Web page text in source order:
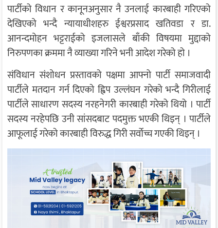
पार्टीको विधान र कानूनअनुसार नै उनलाई कारबाही गरिएको
देखिएको भन्दै न्यायाधीशहरु ईश्वरप्रसाद खतिवडा र डा.
आनन्दमोहन भट्टराईको इजलासले बाँकी विषयमा मुद्दाको
निरुपणका क्रममा नै व्याख्या गरिने भनी आदेश गरेको हो ।
संविधान संशोधन प्रस्तावको पक्षमा आफ्नो पार्टी समाजवादी
पार्टीले मतदान गर्न दिएको ह्विप उल्लंघन गरेको भन्दै गिरीलाई
पार्टीले साधारण सदस्य नरहनेगरी कारबाही गरेको थियो । पार्टी
सदस्य नरहेपछि उनी सांसदबाट पदमुक्त भएकी थिइन् । पार्टीले
आफूलाई गरेको कारबाही विरुद्ध गिरी सर्वोच्च गएकी थिइन् ।